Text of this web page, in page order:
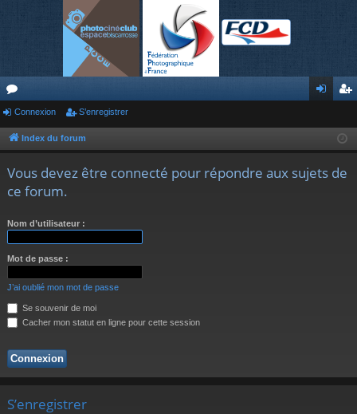
or
u nr
Connexion S’enregistrer
Index du forum
Vous devez être connecté pour répondre aux sujets de
ce forum.
Nom d’utilisateur :
Mot de passe :
J’ai oublié mon mot de passe
Se souvenir de moi
Cacher mon statut en ligne pour cette session
S’enregistrer